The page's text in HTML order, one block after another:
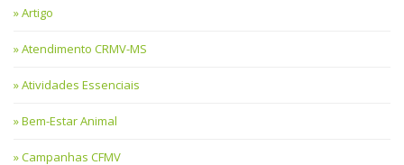
Artigo
Atendimento CRMV-MS
Atividades Essenciais
Bem-Estar Animal
Campanhas CFMV